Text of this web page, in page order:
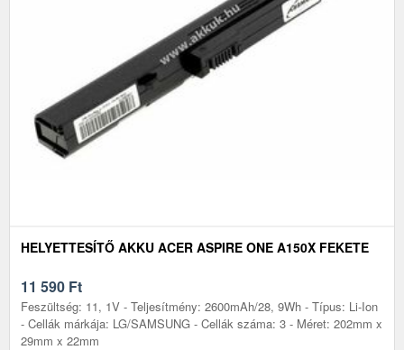
HELYETTESÍTŐ AKKU ACER ASPIRE ONE A150X FEKETE
11 590 Ft
Feszültség: 11, 1V - Teljesítmény: 2600mAh/28, 9Wh - Típus: Li-Ion
- Cellák márkája: LG/SAMSUNG - Cellák száma: 3 - Méret: 202mm x
29mm x 22mm